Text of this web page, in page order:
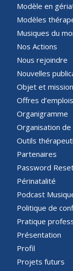
Modèle en
Modèles
Musiques du
Nos Actions
Nous rejoindre
Nouvelles
Objet et
Offres d’emplois
Organigramme
Organisation de
Outils
Partenaires
Password
Périnatalité
Podcast
Politique de
Pratique
Présentation
Profil
Projets futurs